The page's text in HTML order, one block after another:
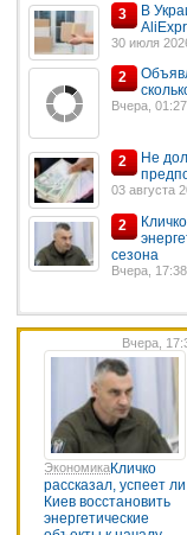
3
В
30 июля
2
Вчера, 01:27
2
Не
03 августа
2
сезона
Вчера, 17:38
Вчера,
ЭкономикаКличко
рассказал, успеет ли
Киев восстановить
энергетические